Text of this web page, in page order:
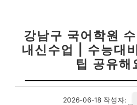
강남구 국어학원
내신수업 | 수능대
팁 공유해
2026-06-18 작성자: